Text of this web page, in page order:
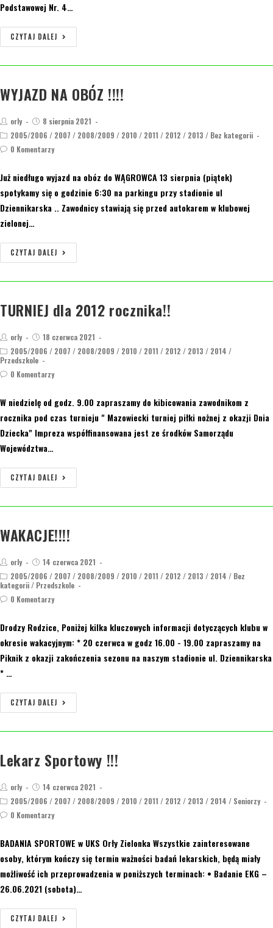
Podstawowej Nr. 4…
CZYTAJ DALEJ
WYJAZD NA OBÓZ !!!!
orly
8 sierpnia 2021
2005/2006 / 2007 / 2008/2009 / 2010 / 2011 / 2012 / 2013 / Bez kategorii
0 Komentarzy
Już niedługo wyjazd na obóz do WĄGROWCA 13 sierpnia (piątek)
spotykamy się o godzinie 6:30 na parkingu przy stadionie ul
Dziennikarska .. Zawodnicy stawiają się przed autokarem w klubowej
zielonej…
CZYTAJ DALEJ
TURNIEJ dla 2012 rocznika!!
orly
18 czerwca 2021
2005/2006 / 2007 / 2008/2009 / 2010 / 2011 / 2012 / 2013 / 2014 /
Przedszkole
0 Komentarzy
W niedzielę od godz. 9.00 zapraszamy do kibicowania zawodnikom z
rocznika pod czas turnieju " Mazowiecki turniej piłki nożnej z okazji Dnia
Dziecka" Impreza współfinansowana jest ze środków Samorządu
Województwa…
CZYTAJ DALEJ
WAKACJE!!!!
orly
14 czerwca 2021
2005/2006 / 2007 / 2008/2009 / 2010 / 2011 / 2012 / 2013 / 2014 / Bez
kategorii / Przedszkole
0 Komentarzy
Drodzy Rodzice, Poniżej kilka kluczowych informacji dotyczących klubu w
okresie wakacyjnym: * 20 czerwca w godz 16.00 - 19.00 zapraszamy na
Piknik z okazji zakończenia sezonu na naszym stadionie ul. Dziennikarska
* …
CZYTAJ DALEJ
Lekarz Sportowy !!!
orly
14 czerwca 2021
2005/2006 / 2007 / 2008/2009 / 2010 / 2011 / 2012 / 2013 / 2014 / Seniorzy
0 Komentarzy
BADANIA SPORTOWE w UKS Orły Zielonka Wszystkie zainteresowane
osoby, którym kończy się termin ważności badań lekarskich, będą miały
możliwość ich przeprowadzenia w poniższych terminach: • Badanie EKG –
26.06.2021 (sobota)…
CZYTAJ DALEJ